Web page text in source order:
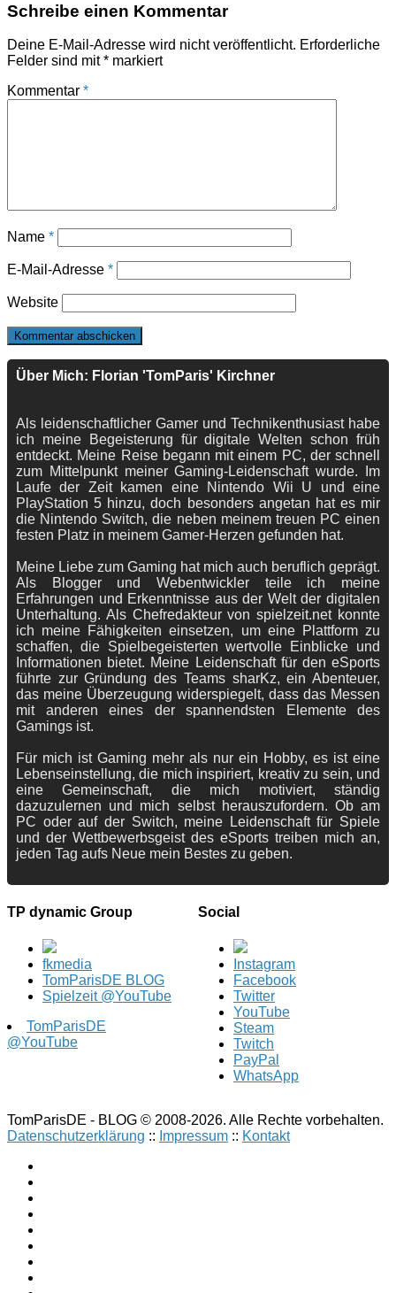
Schreibe einen Kommentar
Deine E-Mail-Adresse wird nicht veröffentlicht. Erforderliche
Felder sind mit* markiert
Kommentar *
Name *
E-Mail-Adresse *
Website
Über Mich: Florian 'TomParis' Kirchner
Als leidenschaftlicher Gamer und Technikenthusiast habe
ich meine Begeisterung für digitale Welten schon früh
entdeckt. Meine Reise begann mit einem PC, der schnell
zum Mittelpunkt meiner Gaming-Leidenschaft wurde. Im
Laufe der Zeit kamen eine Nintendo Wii U und eine
PlayStation 5 hinzu, doch besonders angetan hat es mir
die Nintendo Switch, die neben meinem treuen PC einen
festen Platz in meinem Gamer-Herzen gefunden hat.
Meine Liebe zum Gaming hat mich auch beruflich geprägt.
Als Blogger und Webentwickler teile ich meine
Erfahrungen und Erkenntnisse aus der Welt der digitalen
Unterhaltung. Als Chefredakteur von spielzeit.net konnte
ich meine Fähigkeiten einsetzen, um eine Plattform zu
schaffen, die Spielbegeisterten wertvolle Einblicke und
Informationen bietet. Meine Leidenschaft für den eSports
führte zur Gründung des Teams sharKz, ein Abenteuer,
das meine Überzeugung widerspiegelt, dass das Messen
mit anderen eines der spannendsten Elemente des
Gamings ist.
Für mich ist Gaming mehr als nur ein Hobby, es ist eine
Lebenseinstellung, die mich inspiriert, kreativ zu sein, und
eine Gemeinschaft, die mich motiviert, ständig
dazuzulernen und mich selbst herauszufordern. Ob am
PC oder auf der Switch, meine Leidenschaft für Spiele
und der Wettbewerbsgeist des eSports treiben mich an,
jeden Tag aufs Neue mein Bestes zu geben.
TP dynamic Group
fkmedia
TomParisDE BLOG
Spielzeit @YouTube
TomParisDE
@YouTube
Social
Instagram
Facebook
Twitter
YouTube
Steam
Twitch
PayPal
WhatsApp
TomParisDE - BLOG © 2008-2026. Alle Rechte vorbehalten.
Datenschutzerklärung :: Impressum :: Kontakt